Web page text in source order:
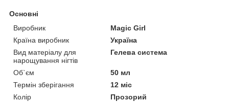
Основні
Виробник
Magic Girl
Країна виробник
Україна
Вид матеріалу для
нарощування нігтів
Гелева система
Об`єм
50 мл
Термін зберігання
12 міс
Колір
Прозорий